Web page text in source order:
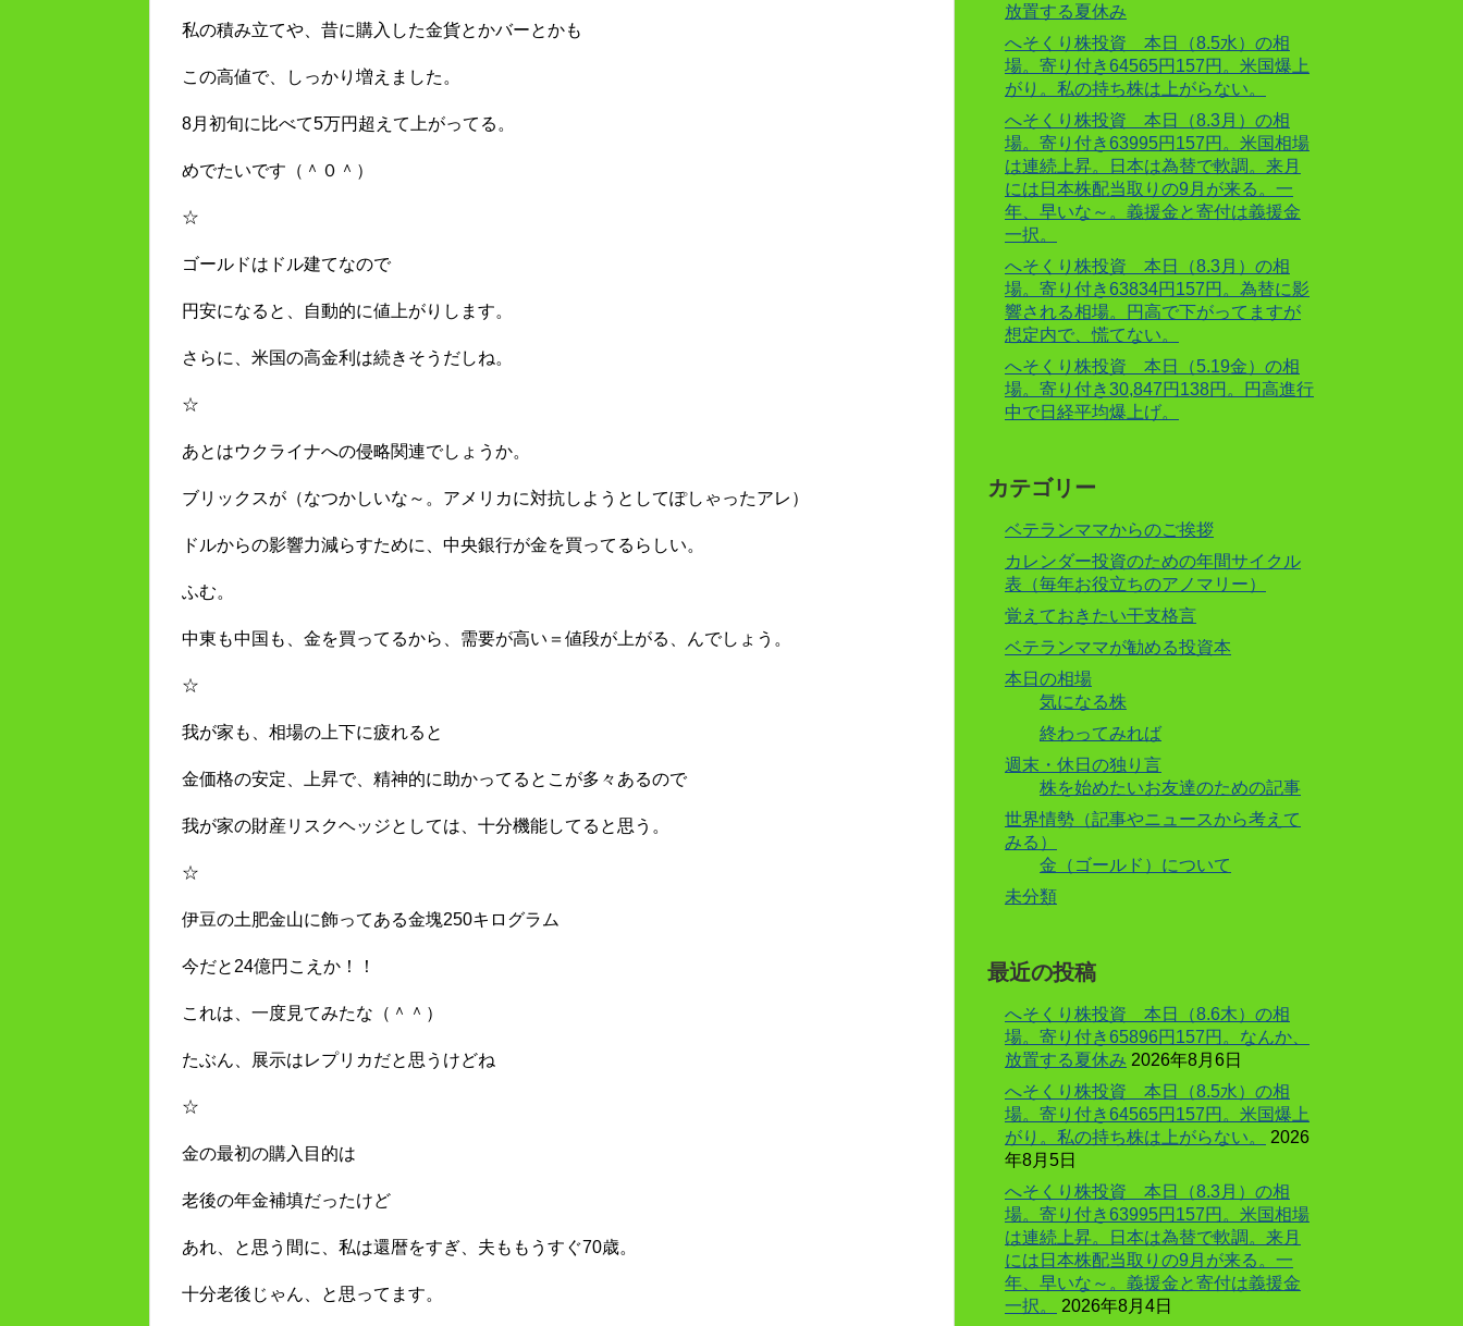
私の積み立てや、昔に購入した金貨とかバーとかも
この高値で、しっかり増えました。
8月初旬に比べて5万円超えて上がってる。
めでたいです（＾０＾）
☆
ゴールドはドル建てなので
円安になると、自動的に値上がりします。
さらに、米国の高金利は続きそうだしね。
☆
あとはウクライナへの侵略関連でしょうか。
ブリックスが（なつかしいな～。アメリカに対抗しようとしてぽしゃったアレ）
ドルからの影響力減らすために、中央銀行が金を買ってるらしい。
ふむ。
中東も中国も、金を買ってるから、需要が高い＝値段が上がる、んでしょう。
☆
我が家も、相場の上下に疲れると
金価格の安定、上昇で、精神的に助かってるとこが多々あるので
我が家の財産リスクヘッジとしては、十分機能してると思う。
☆
伊豆の土肥金山に飾ってある金塊250キログラム
今だと24億円こえか！！
これは、一度見てみたな（＾＾）
たぶん、展示はレプリカだと思うけどね
☆
金の最初の購入目的は
老後の年金補填だったけど
あれ、と思う間に、私は還暦をすぎ、夫ももうすぐ70歳。
十分老後じゃん、と思ってます。
放置する夏休み
へそくり株投資 本日（8.5水）の相
場。寄り付き64565円157円。米国爆上
がり。私の持ち株は上がらない。
へそくり株投資 本日（8.3月）の相
場。寄り付き63995円157円。米国相場
は連続上昇。日本は為替で軟調。来月
には日本株配当取りの9月が来る。一
年、早いな～。義援金と寄付は義援金
一択。
へそくり株投資 本日（8.3月）の相
場。寄り付き63834円157円。為替に影
響される相場。円高で下がってますが
想定内で、慌てない。
へそくり株投資 本日（5.19金）の相
場。寄り付き30,847円138円。円高進行
中で日経平均爆上げ。
カテゴリー
ベテランママからのご挨拶
カレンダー投資のための年間サイクル
表（毎年お役立ちのアノマリー）
覚えておきたい干支格言
ベテランママが勧める投資本
本日の相場
気になる株
終わってみれば
週末・休日の独り言
株を始めたいお友達のための記事
世界情勢（記事やニュースから考えて
みる）
金（ゴールド）について
未分類
最近の投稿
へそくり株投資 本日（8.6木）の相
場。寄り付き65896円157円。なんか、
放置する夏休み 2026年8月6日
へそくり株投資 本日（8.5水）の相
場。寄り付き64565円157円。米国爆上
がり。私の持ち株は上がらない。
2026
年8月5日
へそくり株投資 本日（8.3月）の相
場。寄り付き63995円157円。米国相場
は連続上昇。日本は為替で軟調。来月
には日本株配当取りの9月が来る。一
年、早いな～。義援金と寄付は義援金
一択。
2026年8月4日